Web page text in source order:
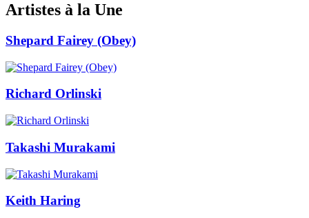
Artistes à la Une
Shepard Fairey (Obey)
Richard Orlinski
Takashi Murakami
Keith Haring